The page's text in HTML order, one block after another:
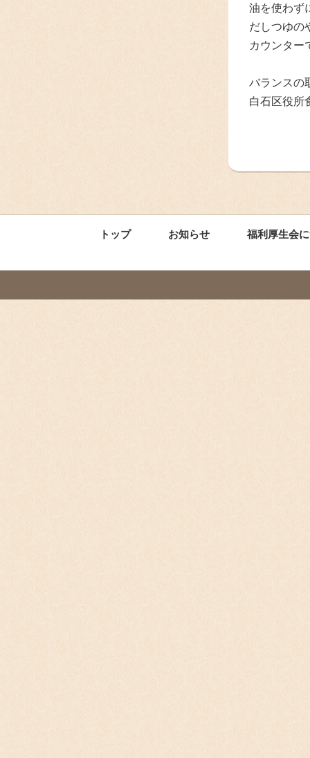
油を使わず
だしつゆの
カウンター
バランスの
白石区役所
トップ お知らせ 福利厚生会